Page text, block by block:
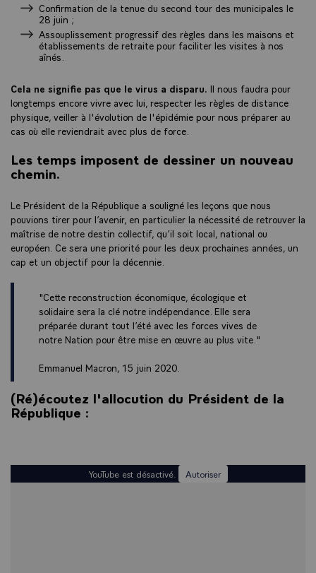
Confirmation de la tenue du second tour des municipales le
28 juin ;
Assouplissement progressif des règles dans les maisons et
établissements de retraite pour faciliter les visites à nos
aînés.
Cela ne signifie pas que le virus a disparu. Il nous faudra pour
longtemps encore vivre avec lui, respecter les règles de distance
physique, veiller à l'évolution de l'épidémie pour nous préparer au
cas où elle reviendrait avec plus de force.
Les temps imposent de dessiner un nouveau
chemin.
Le Président de la République a souligné les leçons que nous
pouvions tirer pour l’avenir, en particulier la nécessité de retrouver la
maîtrise de notre destin collectif, qu’il soit local, national ou
européen. Ce sera une priorité pour les deux prochaines années, un
cap et un objectif pour la décennie.
"Cette reconstruction économique, écologique et
solidaire sera la clé notre indépendance. Elle sera
préparée durant tout l’été avec les forces vives de
notre Nation pour être mise en œuvre au plus vite."
Emmanuel Macron, 15 juin 2020.
(Ré)écoutez l'allocution du Président de la
République :
YouTube est désactivé. Autoriser